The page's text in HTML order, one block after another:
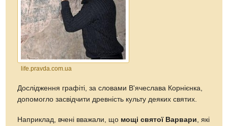
life.pravda.com.ua
Дослідження графіті, за словами В'ячеслава Корнієнка,
допомогло засвідчити древність культу деяких святих.
Наприклад, вчені вважали, що мощі святої Варвари , які